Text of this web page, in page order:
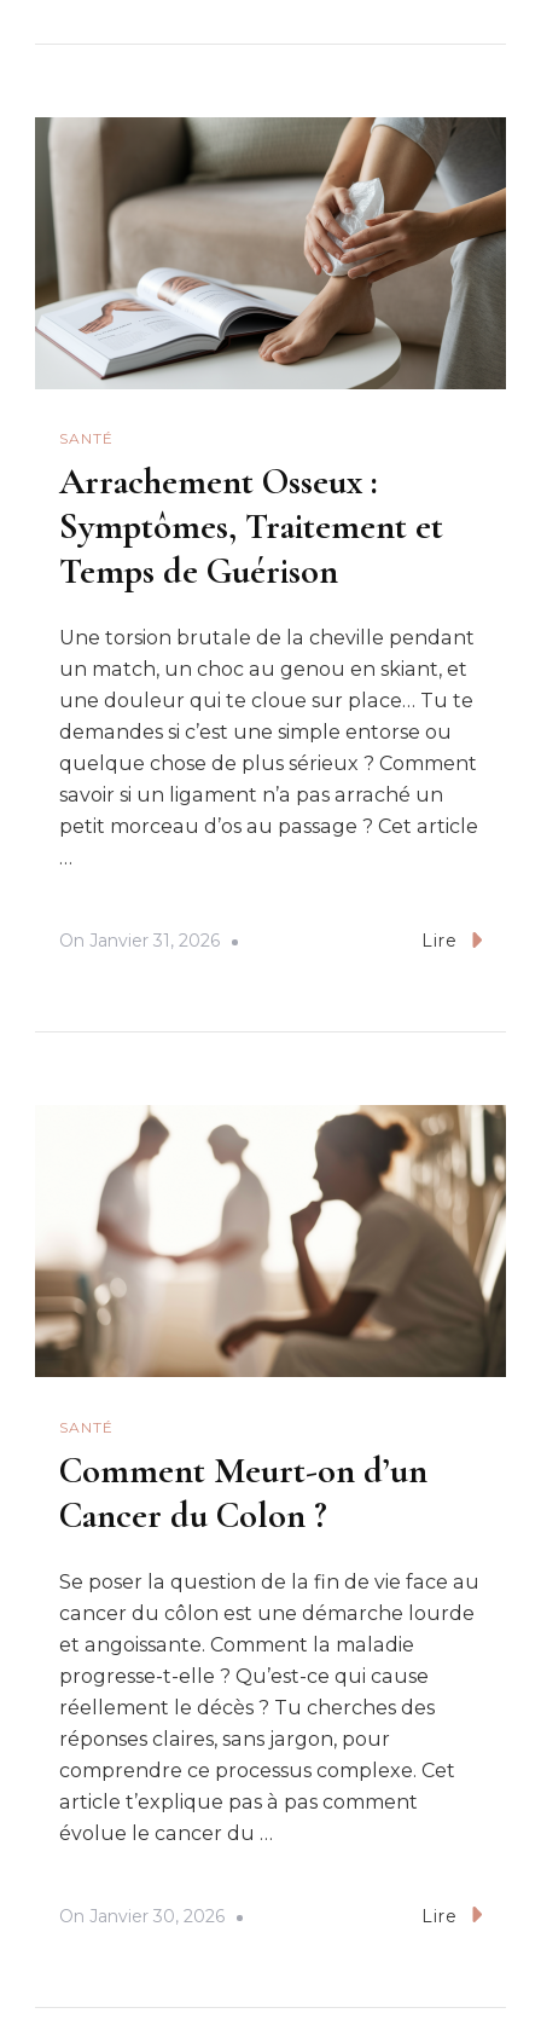
SANTÉ
Arrachement Osseux :
Symptômes, Traitement et
Temps de Guérison
Une torsion brutale de la cheville pendant
un match, un choc au genou en skiant, et
une douleur qui te cloue sur place… Tu te
demandes si c’est une simple entorse ou
quelque chose de plus sérieux ? Comment
savoir si un ligament n’a pas arraché un
petit morceau d’os au passage ? Cet article
…
On Janvier 31, 2026 Lire
SANTÉ
Comment Meurt-on d’un
Cancer du Colon ?
Se poser la question de la fin de vie face au
cancer du côlon est une démarche lourde
et angoissante. Comment la maladie
progresse-t-elle ? Qu’est-ce qui cause
réellement le décès ? Tu cherches des
réponses claires, sans jargon, pour
comprendre ce processus complexe. Cet
article t’explique pas à pas comment
évolue le cancer du …
On Janvier 30, 2026 Lire